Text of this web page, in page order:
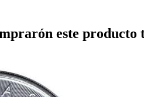
este